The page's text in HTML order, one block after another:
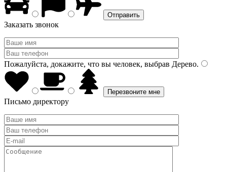
Заказать звонок
Пожалуйста, докажите, что вы человек, выбрав Дерево.
Письмо директору